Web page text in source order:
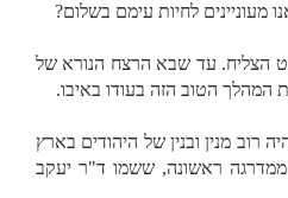
מעוניינים לחיות עימם בשלום?
הצליח. עד שבא הרצח הנורא של
הטוב הזה בעודו באיבו.
רוב מנין ובנין של היהודים בארץ
ממדרגה ראשונה, ששמו ד"ר יעקב